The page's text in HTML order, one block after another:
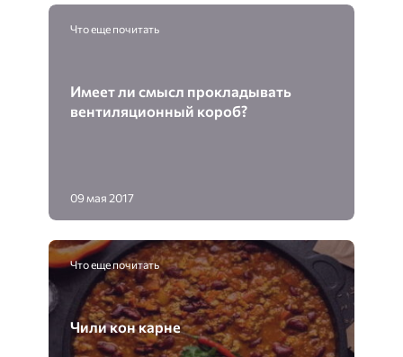
Что еще почитать
Имеет ли смысл прокладывать
вентиляционный короб?
09 мая 2017
Что еще почитать
Чили кон карне